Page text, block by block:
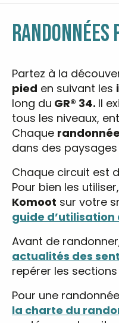
RANDONNÉES
Partez à la
pied en suivant les
long du GR® 34. Il
tous les niveaux,
Chaque randonnée
dans des paysages
Chaque circuit est
Pour bien les
Komoot sur votre
guide
Avant de
actualités des
repérer les
Pour une
la charte du